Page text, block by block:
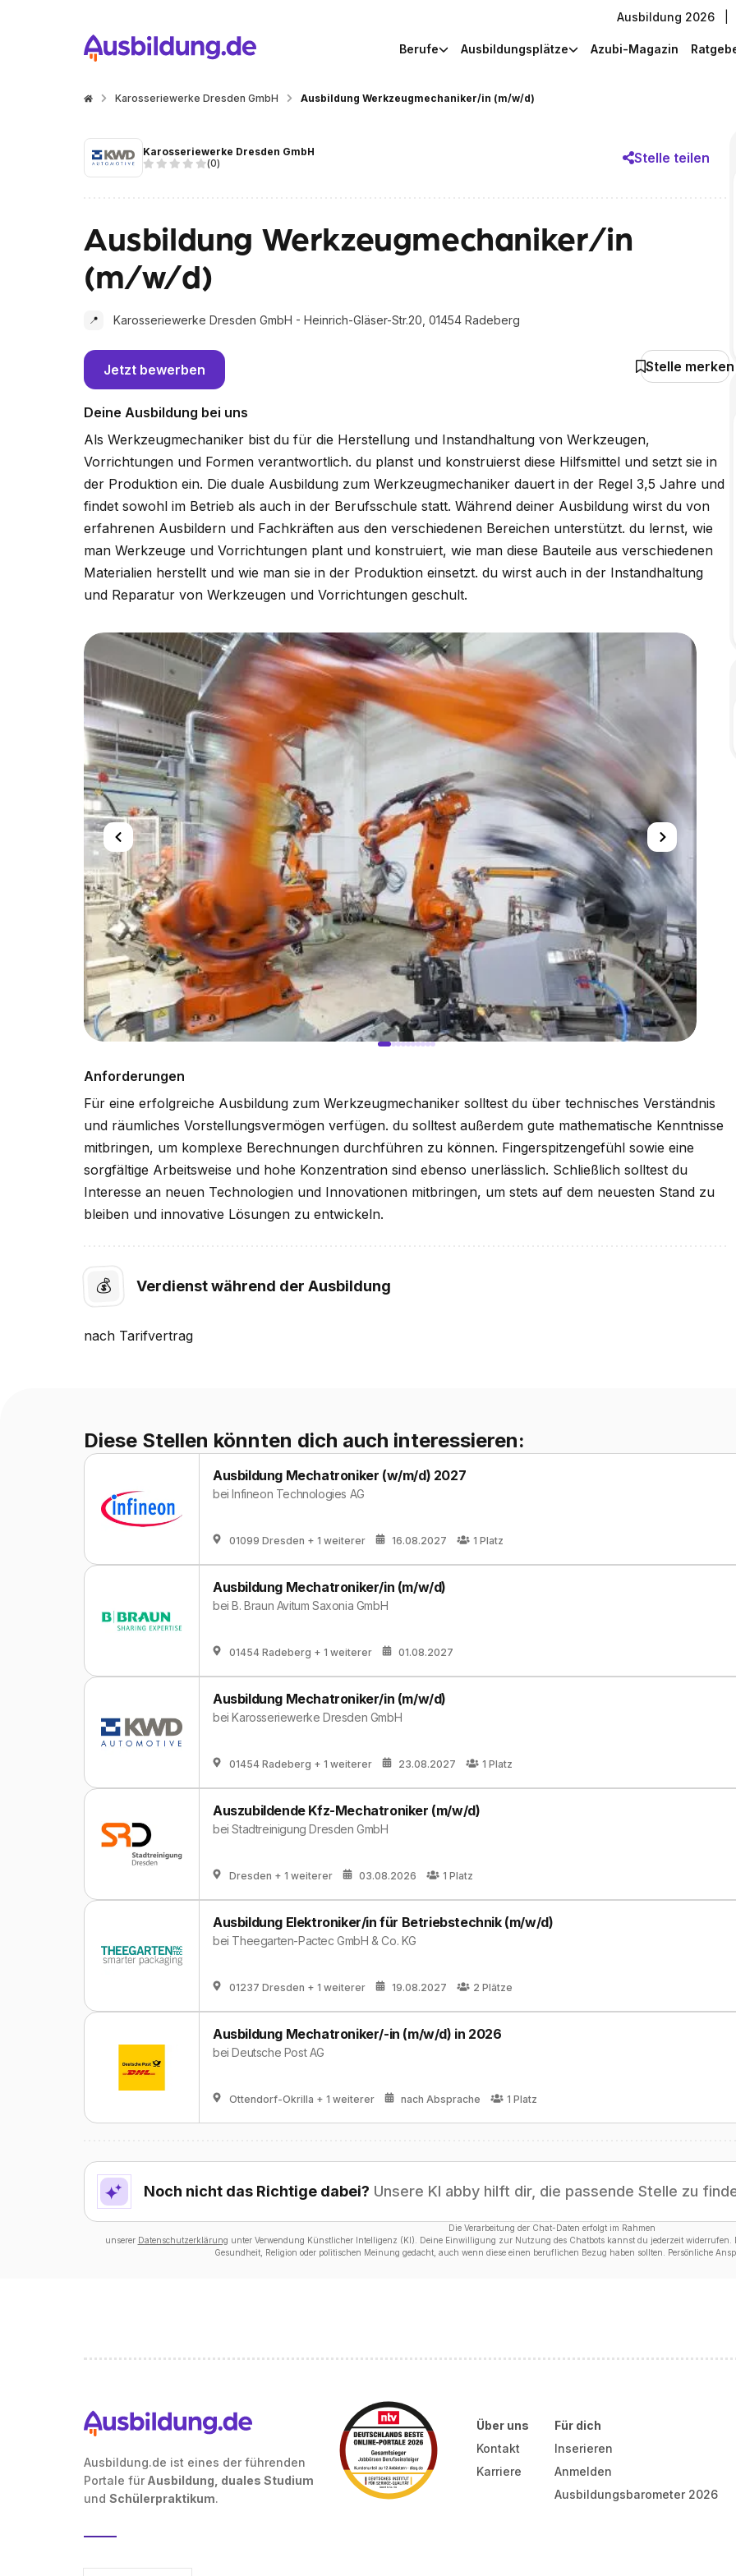
Ausbildung 2026
Berufe Ausbildungsplätze Azubi-Magazin
Karosseriewerke Dresden GmbH Ausbildung Werkzeugmechaniker/in (m/w/d)
Karosseriewerke Dresden GmbH
(0) Stelle teilen
Ausbildung Werkzeugmechaniker/in
(m/w/d)
📍 Karosseriewerke Dresden GmbH - Heinrich-Gläser-Str.20, 01454 Radeberg
Jetzt bewerben Stelle merken
Deine Ausbildung bei uns
Als Werkzeugmechaniker bist du für die Herstellung und Instandhaltung von Werkzeugen,
Vorrichtungen und Formen verantwortlich. du planst und konstruierst diese Hilfsmittel und setzt sie in
der Produktion ein. Die duale Ausbildung zum Werkzeugmechaniker dauert in der Regel 3,5 Jahre und
findet sowohl im Betrieb als auch in der Berufsschule statt. Während deiner Ausbildung wirst du von
erfahrenen Ausbildern und Fachkräften aus den verschiedenen Bereichen unterstützt. du lernst, wie
man Werkzeuge und Vorrichtungen plant und konstruiert, wie man diese Bauteile aus verschiedenen
Materialien herstellt und wie man sie in der Produktion einsetzt. du wirst auch in der Instandhaltung
und Reparatur von Werkzeugen und Vorrichtungen geschult.
Anforderungen
Für eine erfolgreiche Ausbildung zum Werkzeugmechaniker solltest du über technisches Verständnis
und räumliches Vorstellungsvermögen verfügen. du solltest außerdem gute mathematische Kenntnisse
mitbringen, um komplexe Berechnungen durchführen zu können. Fingerspitzengefühl sowie eine
sorgfältige Arbeitsweise und hohe Konzentration sind ebenso unerlässlich. Schließlich solltest du
Interesse an neuen Technologien und Innovationen mitbringen, um stets auf dem neuesten Stand zu
bleiben und innovative Lösungen zu entwickeln.
💰 Verdienst während der Ausbildung
nach Tarifvertrag
Diese Stellen könnten dich auch interessieren:
Ausbildung Mechatroniker (w/m/d) 2027
beiInfineon Technologies AG
01099 Dresden + 1 weiterer 16.08.2027 1 Platz
Ausbildung Mechatroniker/in (m/w/d)
beiB. Braun Avitum Saxonia GmbH
01454 Radeberg + 1 weiterer 01.08.2027
Ausbildung Mechatroniker/in (m/w/d)
beiKarosseriewerke Dresden GmbH
01454 Radeberg + 1 weiterer 23.08.2027 1 Platz
Auszubildende Kfz-Mechatroniker (m/w/d)
beiStadtreinigung Dresden GmbH
Dresden + 1 weiterer 03.08.2026 1 Platz
Ausbildung Elektroniker/in für Betriebstechnik (m/w/d)
bei Theegarten-Pactec GmbH & Co. KG
01237 Dresden + 1 weiterer 19.08.2027 2 Plätze
Ausbildung Mechatroniker/-in (m/w/d) in 2026
beiDeutsche Post AG
Ottendorf-Okrilla + 1 weiterer nach Absprache 1 Platz
Noch nicht das Richtige dabei? Unsere KI abby hilft dir, die passende Stelle zu
Die Verarbeitung der Chat-Daten erfolgt im Rahmen
unserer Datenschutzerklärung unter Verwendung Künstlicher Intelligenz (KI). Deine Einwilligung zur Nutzung des Chatbots kannst du jederzeit
Gesundheit, Religion oder politischen Meinung gedacht, auch wenn diese einen beruflichen Bezug haben sollten. Persönliche
Ausbildung.de ist eines der führenden
Portale für Ausbildung, duales Studium
und Schülerpraktikum.
Über uns
Kontakt
Karriere
Für dich
Inserieren
Anmelden
Ausbildungsbarometer 2026